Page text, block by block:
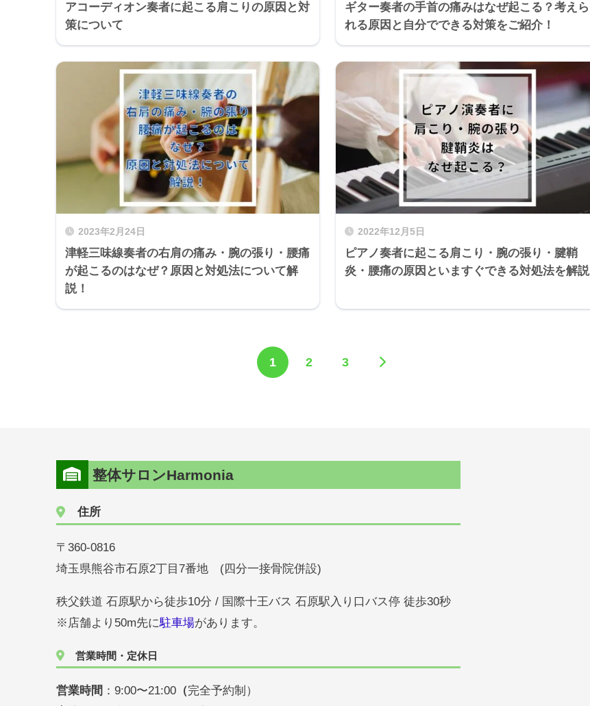
アコーディオン奏者に起こる肩こりの原因と対
策について
ギター奏者の手首の痛みはなぜ起こる？考えら
れる原因と自分でできる対策をご紹介！
2023年2月24日
津軽三味線奏者の右肩の痛み・腕の張り・腰痛
が起こるのはなぜ？原因と対処法について解
説！
2022年12月5日
ピアノ奏者に起こる肩こり・腕の張り・腱鞘
炎・腰痛の原因といますぐできる対処法を解説
1 2 3
整体サロンHarmonia
住所
〒360-0816
埼玉県熊谷市石原2丁目7番地 (四分一接骨院併設)
秩父鉄道 石原駅から徒歩10分 / 国際十王バス 石原駅入り口バス停 徒歩30秒
※店舗より50m先に駐車場があります。
営業時間・定休日
営業時間 ：9:00〜21:00 （完全予約制）